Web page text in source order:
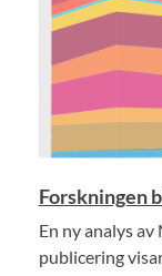
Forskningen
En ny analys
publicering